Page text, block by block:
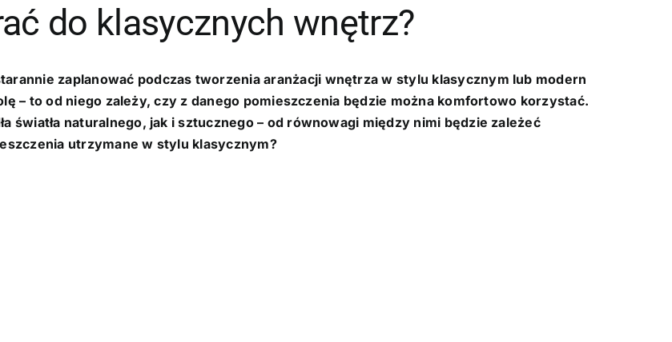
do klasycznych wnętrz?
zaplanować podczas tworzenia aranżacji wnętrza w stylu klasycznym lub modern
– to od niego zależy, czy z danego pomieszczenia będzie można komfortowo korzystać.
światła naturalnego, jak i sztucznego – od równowagi między nimi będzie zależeć
utrzymane w stylu klasycznym?